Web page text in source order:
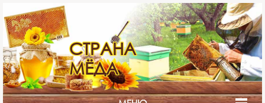
СТРАНА
МЁДА